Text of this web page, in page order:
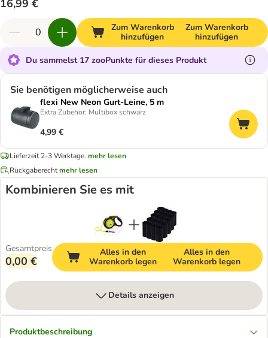
16,99 €
Zum Warenkorb
hinzufügen
Zum Warenkorb
hinzufügen
Du sammelst 17 zooPunkte für dieses Produkt
Sie benötigen möglicherweise auch
flexi New Neon Gurt-Leine, 5 m
Extra Zubehör: Multibox schwarz
4,99 €
Lieferzeit 2-3 Werktage. mehr lesen
Rückgaberechtmehr lesen
Kombinieren Sie es mit
Gesamtpreis
0,00 €
Alles in den
Warenkorb legen
Alles in den
Warenkorb legen
Details anzeigen
Produktbeschreibung